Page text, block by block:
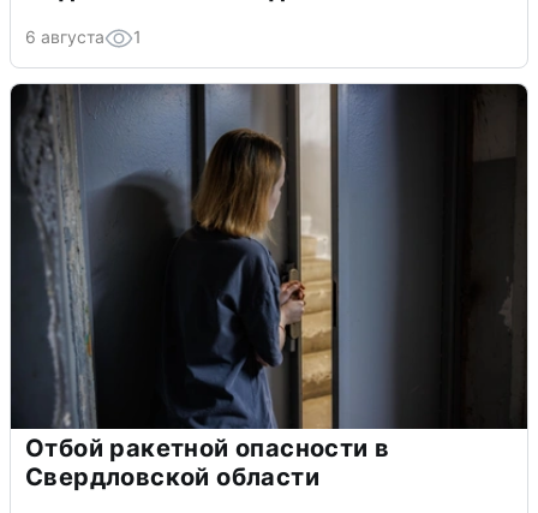
6 августа 1
Отбой ракетной опасности в
Свердловской области